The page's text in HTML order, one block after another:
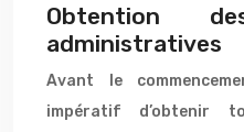
Obtention
administratives
Avant le
impératif d’obtenir